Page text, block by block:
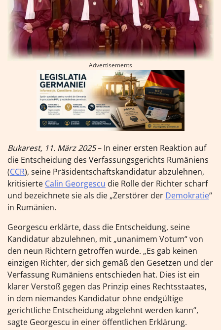
Advertisements
Bukarest, 11. März 2025– In einer ersten Reaktion auf
die Entscheidung des Verfassungsgerichts Rumäniens
(CCR), seine Präsidentschaftskandidatur abzulehnen,
kritisierte Calin Georgescu die Rolle der Richter scharf
und bezeichnete sie als die „Zerstörer der Demokratie“
in Rumänien.
Georgescu erklärte, dass die Entscheidung, seine
Kandidatur abzulehnen, mit „unanimem Votum“ von
den neun Richtern getroffen wurde. „Es gab keinen
einzigen Richter, der sich gemäß den Gesetzen und der
Verfassung Rumäniens entschieden hat. Dies ist ein
klarer Verstoß gegen das Prinzip eines Rechtsstaates,
in dem niemandes Kandidatur ohne endgültige
gerichtliche Entscheidung abgelehnt werden kann“,
sagte Georgescu in einer öffentlichen Erklärung.